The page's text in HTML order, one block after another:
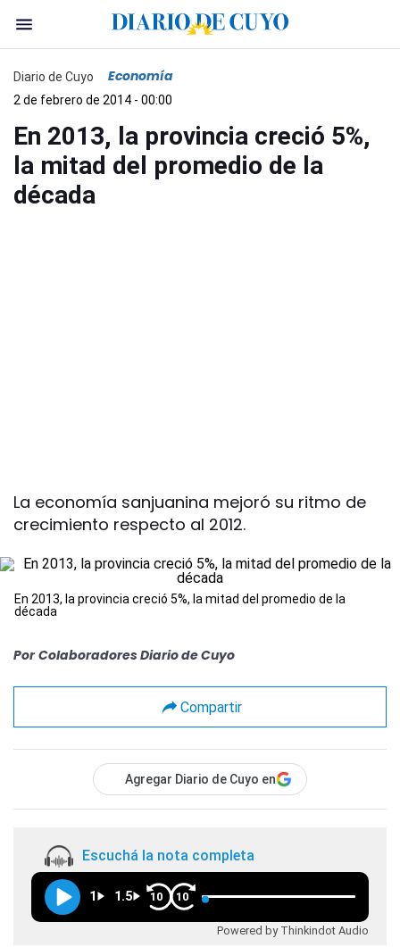
Diario de Cuyo Economía
2 de febrero de 2014 - 00:00
En 2013, la provincia creció 5%,
la mitad del promedio de la
década
La economía sanjuanina mejoró su ritmo de
crecimiento respecto al 2012.
En 2013, la provincia creció 5%, la mitad del promedio de la
década
Por Colaboradores Diario de Cuyo
Compartir
Agregar Diario de Cuyo en
Escuchá la nota completa
1 1.5 10 10
Powered by Thinkindot Audio